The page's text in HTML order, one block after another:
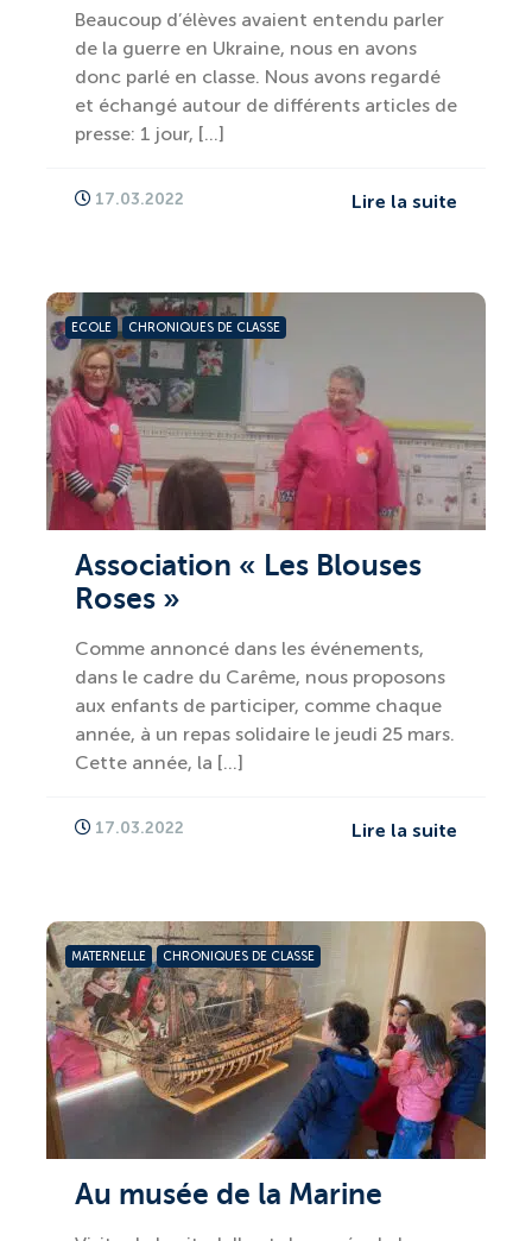
Beaucoup d’élèves avaient entendu parler
de la guerre en Ukraine, nous en avons
donc parlé en classe. Nous avons regardé
et échangé autour de différents articles de
presse: 1 jour, […]
17.03.2022 Lire la suite
ECOLE CHRONIQUES DE CLASSE
Association « Les Blouses
Roses »
Comme annoncé dans les événements,
dans le cadre du Carême, nous proposons
aux enfants de participer, comme chaque
année, à un repas solidaire le jeudi 25 mars.
Cette année, la […]
17.03.2022 Lire la suite
MATERNELLE CHRONIQUES DE CLASSE
Au musée de la Marine